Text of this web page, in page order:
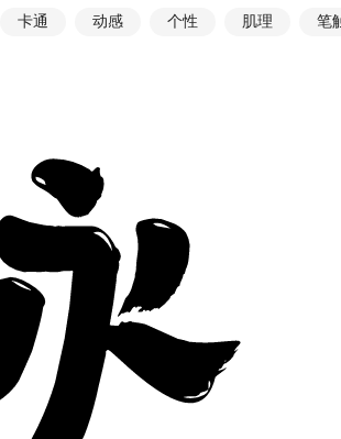
卡通 动感 个性 肌理 笔